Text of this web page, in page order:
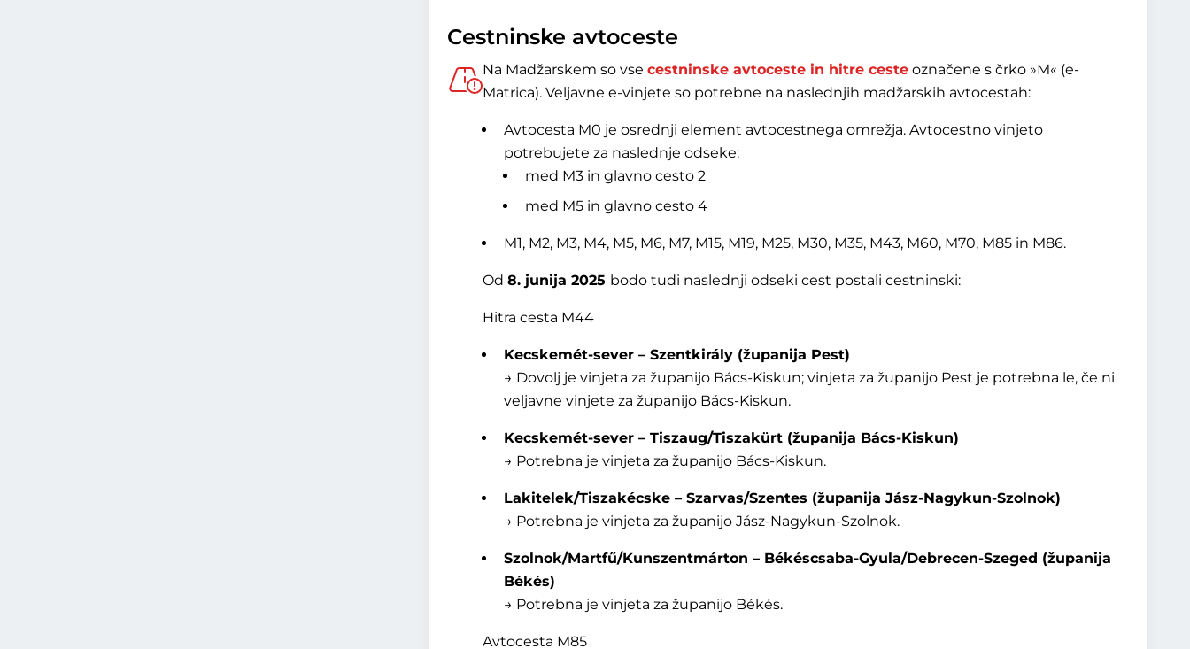
Cestninske avtoceste
Na Madžarskem so vsecestninske avtoceste in hitre ceste označene s črko »M« (e-
Matrica). Veljavne e-vinjete so potrebne na naslednjih madžarskih avtocestah:
Avtocesta M0 je osrednji element avtocestnega omrežja. Avtocestno vinjeto
potrebujete za naslednje odseke:
med M3 in glavno cesto 2
med M5 in glavno cesto 4
M1, M2, M3, M4, M5, M6, M7, M15, M19, M25, M30, M35, M43, M60, M70, M85 in M86.
Od8. junija 2025 bodo tudi naslednji odseki cest postali cestninski:
Hitra cesta M44
Kecskemét-sever – Szentkirály (županija Pest)
→ Dovolj je vinjeta za županijo Bács-Kiskun; vinjeta za županijo Pest je potrebna le, če ni
veljavne vinjete za županijo Bács-Kiskun.
Kecskemét-sever – Tiszaug/Tiszakürt (županija Bács-Kiskun)
→ Potrebna je vinjeta za županijo Bács-Kiskun.
Lakitelek/Tiszakécske – Szarvas/Szentes (županija Jász-Nagykun-Szolnok)
→ Potrebna je vinjeta za županijo Jász-Nagykun-Szolnok.
Szolnok/Martfű/Kunszentmárton – Békéscsaba-Gyula/Debrecen-Szeged (županija
Békés)
→ Potrebna je vinjeta za županijo Békés.
Avtocesta M85